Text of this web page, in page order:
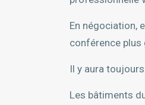
En négociation,
conférence plus
Il y aura
Les bâtiments